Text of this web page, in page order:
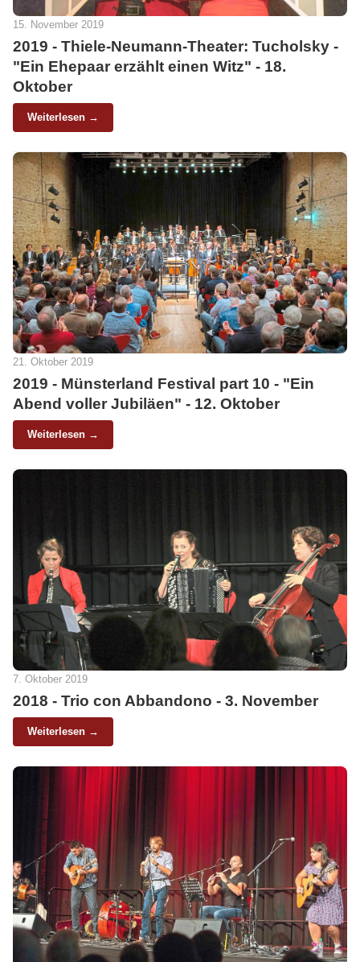
15. November 2019
2019 - Thiele-Neumann-Theater: Tucholsky -
"Ein Ehepaar erzählt einen Witz" - 18.
Oktober
Weiterlesen →
21. Oktober 2019
2019 - Münsterland Festival part 10 - "Ein
Abend voller Jubiläen" - 12. Oktober
Weiterlesen →
7. Oktober 2019
2018 - Trio con Abbandono - 3. November
Weiterlesen →